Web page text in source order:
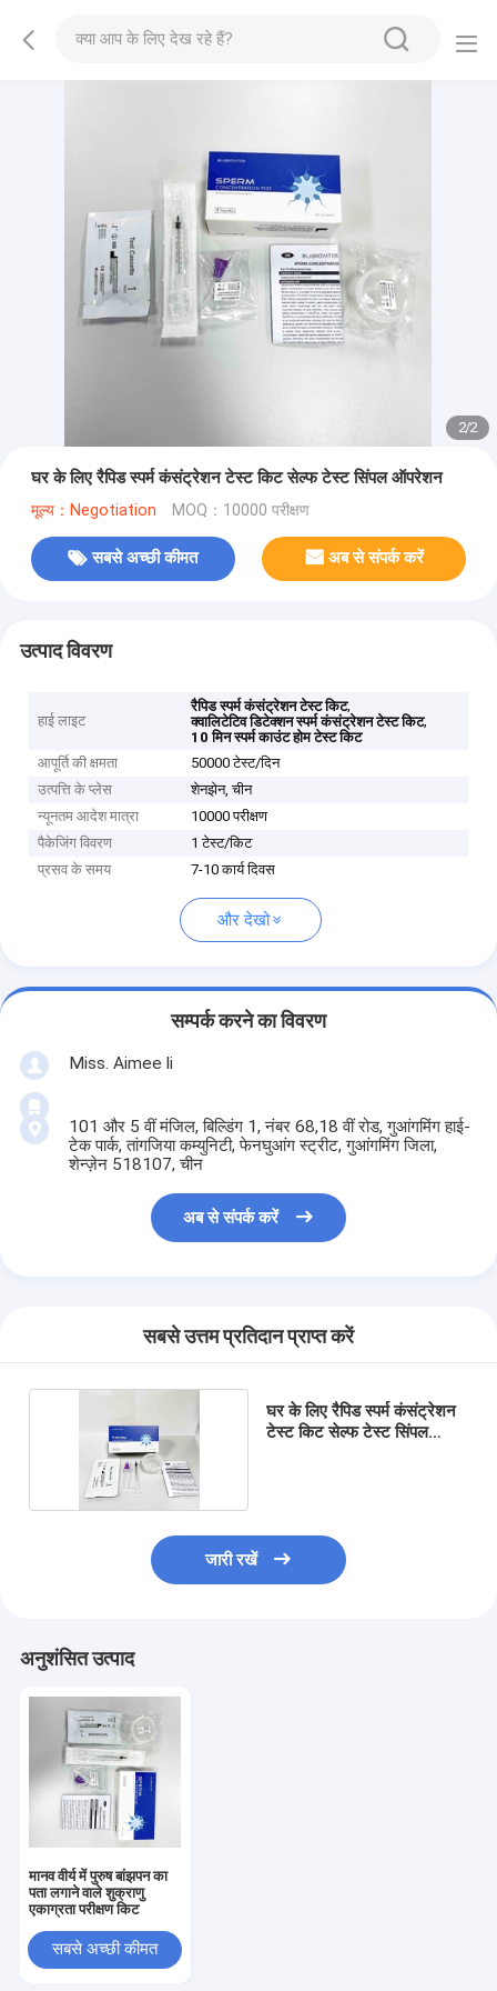
2/2
घर के लिए रैपिड स्पर्म कंसंट्रेशन टेस्ट किट सेल्फ टेस्ट सिंपल ऑपरेशन
मूल्य：Negotiation MOQ：10000 परीक्षण
सबसे अच्छी कीमत अब से संपर्क करें
उत्पाद विवरण
हाई लाइट
रैपिड स्पर्म कंसंट्रेशन टेस्ट किट,
क्वालिटेटिव डिटेक्शन स्पर्म कंसंट्रेशन टेस्ट किट,
10 मिन स्पर्म काउंट होम टेस्ट किट
आपूर्ति की क्षमता
50000 टेस्ट/दिन
उत्पत्ति के प्लेस
शेनझेन, चीन
न्यूनतम आदेश मात्रा
10000 परीक्षण
पैकेजिंग विवरण
1 टेस्ट/किट
प्रसव के समय
7-10 कार्य दिवस
और देखो
सम्पर्क करने का विवरण
Miss. Aimee li
101 और 5 वीं मंजिल, बिल्डिंग 1, नंबर 68,18 वीं रोड, गुआंगमिंग हाई-
टेक पार्क, तांगजिया कम्युनिटी, फेनघुआंग स्ट्रीट, गुआंगमिंग जिला,
शेन्ज़ेन 518107, चीन
अब से संपर्क करें
सबसे उत्तम प्रतिदान प्राप्त करें
घर के लिए रैपिड स्पर्म कंसंट्रेशन
टेस्ट किट सेल्फ टेस्ट सिंपल
जारी रखें
अनुशंसित उत्पाद
मानव वीर्य में पुरुष बांझपन का
पता लगाने वाले शुक्राणु
एकाग्रता परीक्षण किट
सबसे अच्छी कीमत